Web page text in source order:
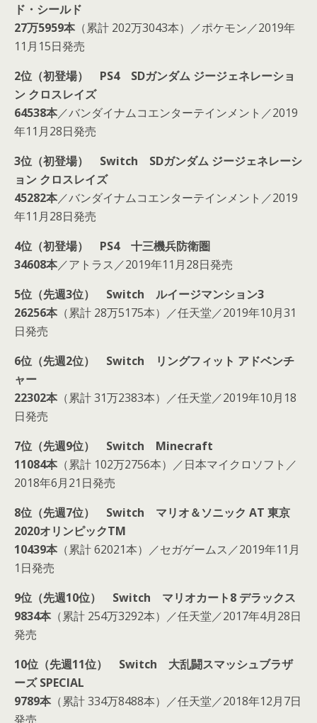
ド・シールド
27万5959本（累計 202万3043本）／ポケモン／2019年
11月15日発売
2位（初登場） PS4 SDガンダム ジージェネレーショ
ン クロスレイズ
64538本／バンダイナムコエンターテインメント／2019
年11月28日発売
3位（初登場） Switch SDガンダム ジージェネレーシ
ョン クロスレイズ
45282本／バンダイナムコエンターテインメント／2019
年11月28日発売
4位（初登場） PS4 十三機兵防衛圏
34608本／アトラス／2019年11月28日発売
5位（先週3位） Switch ルイージマンション3
26256本（累計 28万5175本）／任天堂／2019年10月31
日発売
6位（先週2位） Switch リングフィット アドベンチ
ャー
22302本（累計 31万2383本）／任天堂／2019年10月18
日発売
7位（先週9位） Switch Minecraft
11084本（累計 102万2756本）／日本マイクロソフト／
2018年6月21日発売
8位（先週7位） Switch マリオ＆ソニック AT 東京
2020オリンピックTM
10439本（累計 62021本）／セガゲームス／2019年11月
1日発売
9位（先週10位） Switch マリオカート8 デラックス
9834本（累計 254万3292本）／任天堂／2017年4月28日
発売
10位（先週11位） Switch 大乱闘スマッシュブラザ
ーズ SPECIAL
9789本（累計 334万8488本）／任天堂／2018年12月7日
発売